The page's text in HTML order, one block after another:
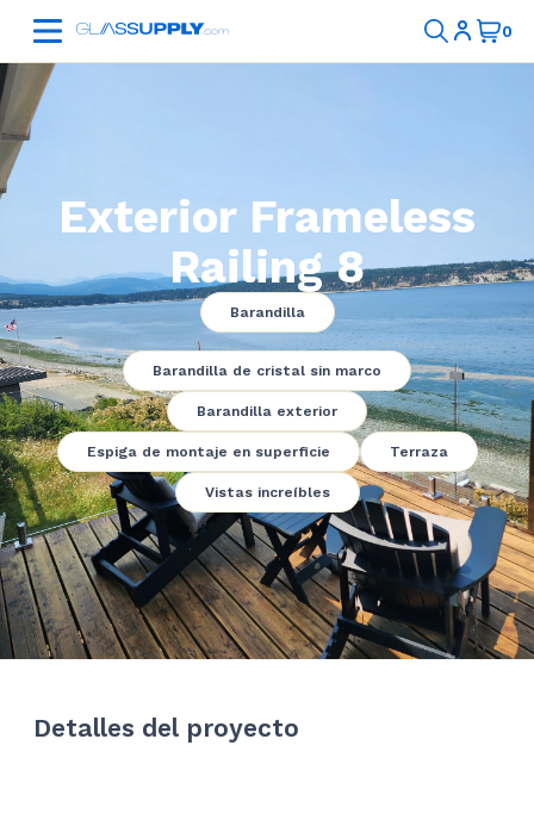
Exterior Frameless
Railing 8
Barandilla
Barandilla de cristal sin marco
Barandilla exterior
Espiga de montaje en superficie Terraza
Vistas increíbles
Detalles del proyecto